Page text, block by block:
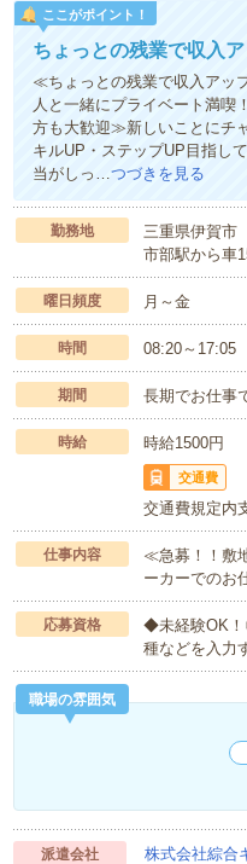
ここがポイント！
ちょっとの残業で収入
≪ちょっとの残業で収入アッ
人と一緒にプライベート満
方も大歓迎≫新しいことにチ
キルUP・ステップUP目指し
当がしっ…つづきを見る
勤務地
三重県伊賀市
市部駅から車
曜日頻度 月～金
時間 08:20～17:05
期間 長期でお仕事
時給 時給1500円
交通費
交通費規定内
仕事内容
≪急募！！敷
ーカーでのお
応募資格
◆未経験OK！
種などを入力
職場の雰囲気
派遣会社 株式会社綜合